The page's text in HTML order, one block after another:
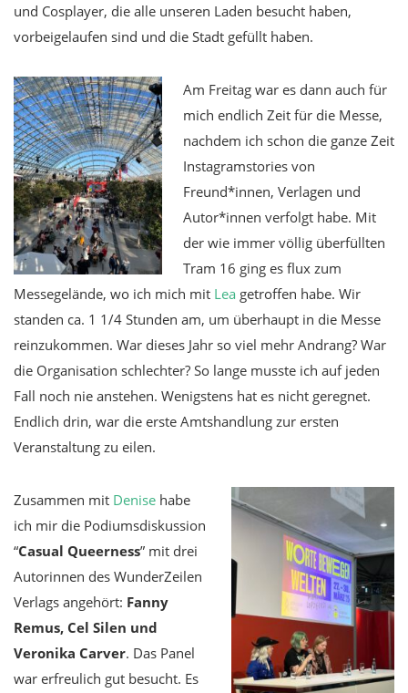
und Cosplayer, die alle unseren Laden besucht haben,
vorbeigelaufen sind und die Stadt gefüllt haben.
Am Freitag war es dann auch für
mich endlich Zeit für die Messe,
nachdem ich schon die ganze Zeit
Instagramstories von
Freund*innen, Verlagen und
Autor*innen verfolgt habe. Mit
der wie immer völlig überfüllten
Tram 16 ging es flux zum
Messegelände, wo ich mich mit Lea getroffen habe. Wir
standen ca. 1 1/4 Stunden am, um überhaupt in die Messe
reinzukommen. War dieses Jahr so viel mehr Andrang? War
die Organisation schlechter? So lange musste ich auf jeden
Fall noch nie anstehen. Wenigstens hat es nicht geregnet.
Endlich drin, war die erste Amtshandlung zur ersten
Veranstaltung zu eilen.
Zusammen mit Denise habe
ich mir die Podiumsdiskussion
“Casual Queerness” mit drei
Autorinnen des WunderZeilen
Verlags angehört: Fanny
Remus, Cel Silen und
Veronika Carver. Das Panel
war erfreulich gut besucht. Es